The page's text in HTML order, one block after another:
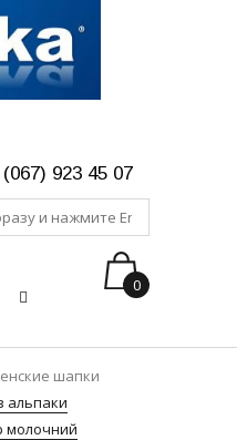
(067) 923 45 07
0
шапки
альпаки
молочний